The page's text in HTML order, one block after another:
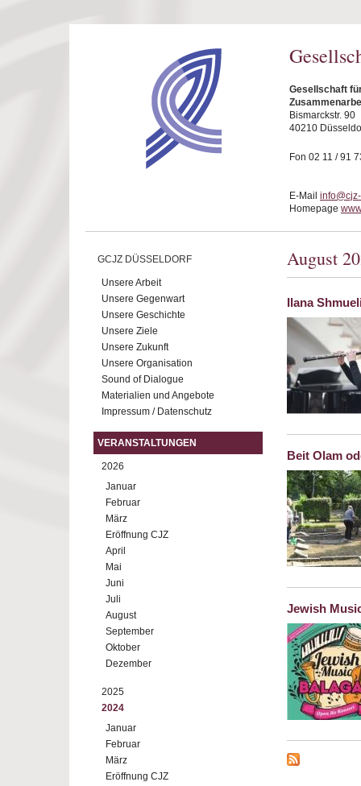
Gesellschaft
Bismarckstr. 90
40210
Fon 02 11 / 91
E-Mail
Homepage
GCJZ DÜSSELDORF
Unsere Arbeit
Unsere Gegenwart
Unsere Geschichte
Unsere Ziele
Unsere Zukunft
Unsere Organisation
Sound of Dialogue
Materialien und Angebote
Impressum / Datenschutz
VERANSTALTUNGEN
2026
Januar
Februar
März
Eröffnung CJZ
April
Mai
Juni
Juli
August
September
Oktober
Dezember
2025
2024
Januar
Februar
März
Eröffnung CJZ
August
Ilana
Beit Olam
Jewish